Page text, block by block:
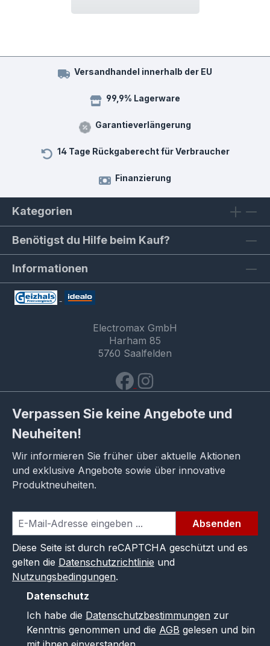
Versandhandel innerhalb der EU
99,9% Lagerware
Garantieverlängerung
14 Tage Rückgaberecht für Verbraucher
Finanzierung
Kategorien
Benötigst du Hilfe beim Kauf?
Informationen
Electromax GmbH
Harham 85
5760 Saalfelden
Verpassen Sie keine Angebote und
Neuheiten!
Wir informieren Sie früher über aktuelle Aktionen
und exklusive Angebote sowie über innovative
Produktneuheiten.
Absenden
Diese Seite ist durch reCAPTCHA geschützt und es
gelten die Datenschutzrichtlinie und
Nutzungsbedingungen.
Datenschutz
Ich habe die Datenschutzbestimmungen zur
Kenntnis genommen und die AGB gelesen und bin